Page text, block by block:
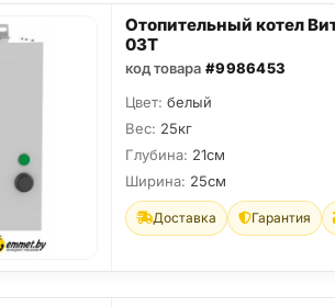
Отопительный котел
03T
код товара #9986453
Цвет: белый
Вес: 25кг
Глубина: 21см
Ширина: 25см
Доставка Гарантия